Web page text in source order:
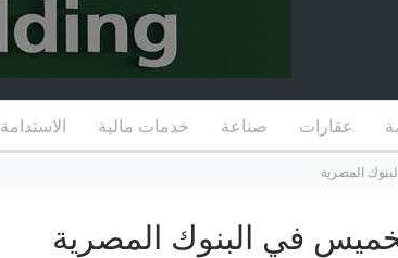
عقارات صناعة خدمات مالية الاستدامة
المصرية
في البنوك المصرية